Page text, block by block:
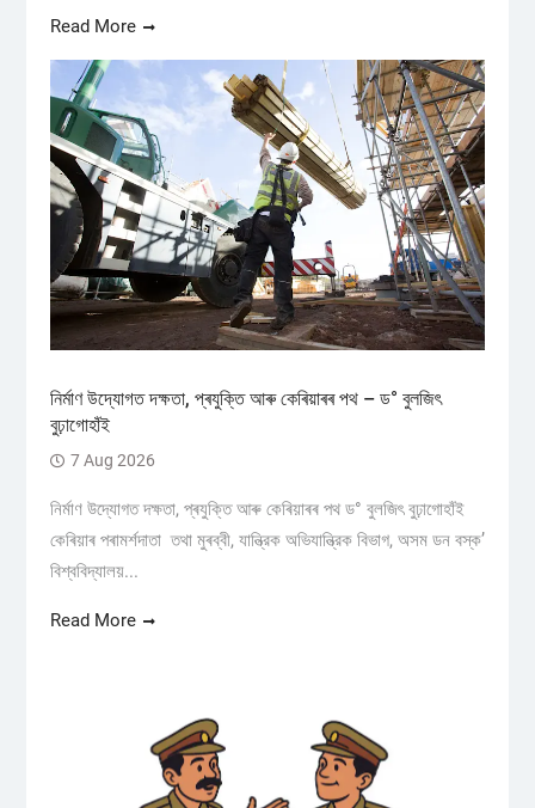
Read More
নিৰ্মাণ উদ্যোগত দক্ষতা, প্ৰযুক্তি আৰু কেৰিয়াৰৰ পথ – ড° বুলজিৎ
বুঢ়াগোহাঁই
7 Aug 2026
নিৰ্মাণ উদ্যোগত দক্ষতা, প্ৰযুক্তি আৰু কেৰিয়াৰৰ পথ ড° বুলজিৎ বুঢ়াগোহাঁই
কেৰিয়াৰ পৰামৰ্শদাতা তথা মুৰব্বী, যান্ত্রিক অভিযান্ত্রিক বিভাগ, অসম ডন বস্ক’
বিশ্ববিদ্যালয়...
Read More